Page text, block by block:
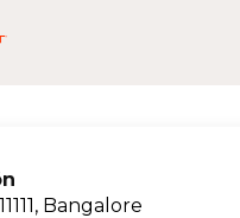
Bangalore